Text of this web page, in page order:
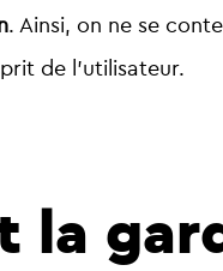
. Ainsi, on ne se
de l’utilisateur.
la